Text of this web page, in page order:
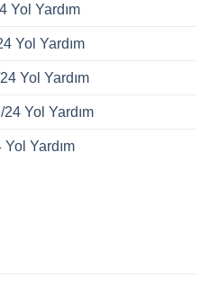
Yol Yardım
Yol Yardım
Yol Yardım
Yol Yardım
Yardım